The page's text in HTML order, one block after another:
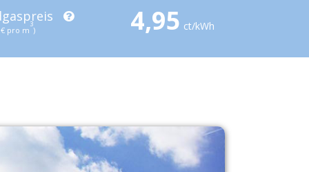
€ pro m
3
) 4,95 ct/kWh